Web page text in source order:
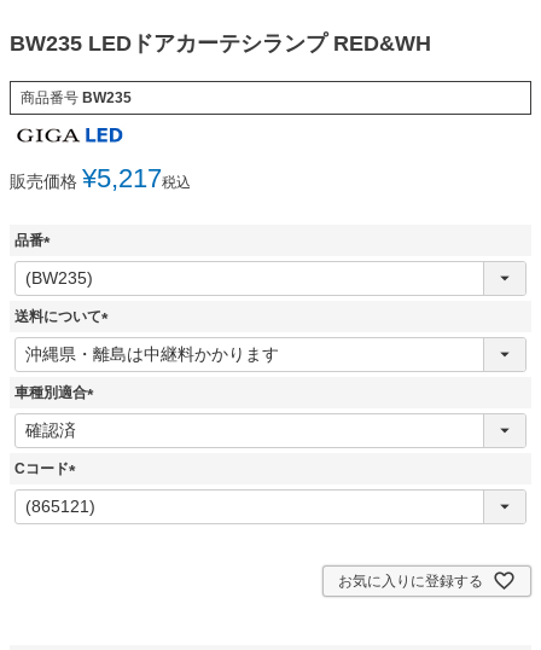
BW235 LEDドアカーテシランプ RED&WH
商品番号 BW235
販売価格 ¥5,217税込
品番
(
必
須
送料について
(
必
車種別適合
(
Cコード
(
必
お気に入りに登録する